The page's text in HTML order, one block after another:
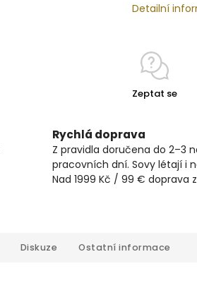
Detailní
Zeptat se
Rychlá doprava
Z pravidla doručena do 2–3
pracovních dní. Sovy létají i
Nad 1999 Kč / 99 € doprava
Diskuze Ostatní informace